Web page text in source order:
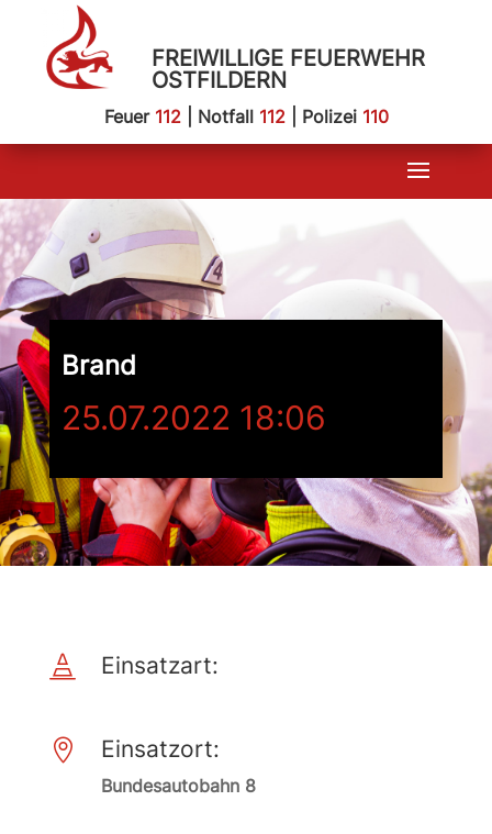
FREIWILLIGE FEUERWEHR
OSTFILDERN
Feuer 112| Notfall 112| Polizei 110
Brand
25.07.2022 18:06
 Einsatzart:
 Einsatzort:
Bundesautobahn 8